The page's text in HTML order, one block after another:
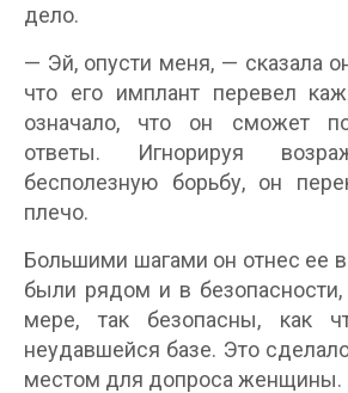
дело.
— Эй, опусти меня, — сказала
что его имплант перевел
означало, что он сможет
ответы. Игнорируя
бесполезную борьбу, он
плечо.
Большими шагами он отнес ее
были рядом и в безопасности,
мере, так безопасны, как
неудавшейся базе. Это
местом для допроса женщины.